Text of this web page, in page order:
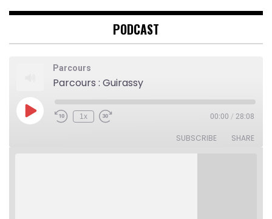
PODCAST
Parcours
Parcours : Guirassy
Play
Episode
Rewind
1x
Fast
00:00 / 28:08
SUBSCRIBE SHARE